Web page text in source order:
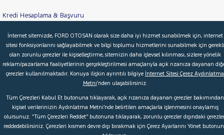
Kredi Hesaplama & Başvuru
© 2026 Ford Türkiye Ford Kurumsal Hakkımızda
Şartlar & Kişisel Verilerin Korunması S.S.S. Faydalı Bağlantılar
İnternet sitemizde, FORD OTOSAN olarak size daha iyi hizmet sunabilmek için, internet
sitesi fonksiyonlarını sağlayabilmek ve bilgi toplumu hizmetlerini sunabilmek için gerekli
olan zorunlu çerezler ile kişiselleştirme, sitemizin daha işlevsel kılınması, sizlere yönelik
reklam/pazarlama faaliyetlerinin gerçekleştirilmesi amaçlarıyla açık rızanıza dayanan
çerezler kullanılmaktadır. Konuya ilişkin ayrıntılı bilgiye İnternet Sitesi Çerez Aydınlatma
Metni’nden ulaşabilirsiniz.
Tüm Çerezleri Kabul Et butonuna tıklayarak, açık rızanıza dayanan çerezler bakımından
kişisel verilerinizin Aydınlatma Metni’nde belirtilen amaçlarla işlenmesini onaylamış
olursunuz. “Tüm Çerezleri Reddet” butonuna tıklayarak, zorunlu çerezler dışındaki
reddedebilirsiniz. Çerezleri kısmen devre dışı bırakmak için Çerez Ayarlarını Yönet